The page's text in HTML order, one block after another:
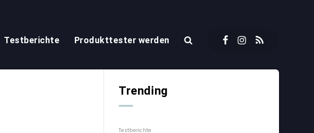
Testberichte Produkttester werden
Trending